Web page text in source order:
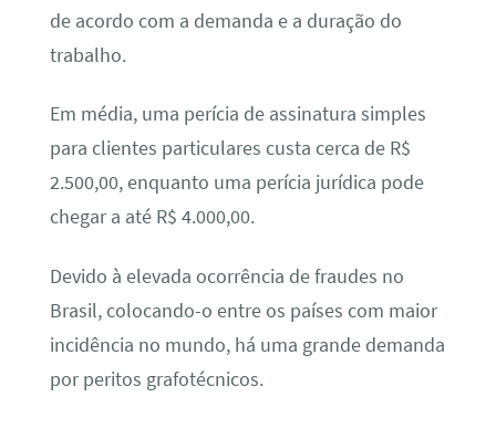
de acordo com a demanda e a duração do
trabalho.
Em média, uma perícia de assinatura simples
para clientes particulares custa cerca de R$
2.500,00, enquanto uma perícia jurídica pode
chegar a até R$ 4.000,00.
Devido à elevada ocorrência de fraudes no
Brasil, colocando-o entre os países com maior
incidência no mundo, há uma grande demanda
por peritos grafotécnicos.